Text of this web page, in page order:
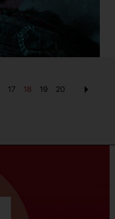
17 18 19 20